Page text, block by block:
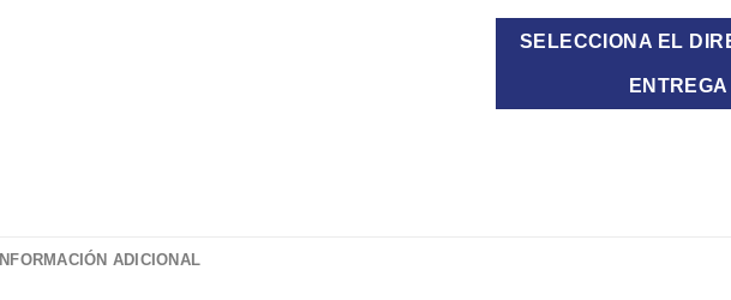
SELECCIONA EL
ENTREGA
INFORMACIÓN ADICIONAL